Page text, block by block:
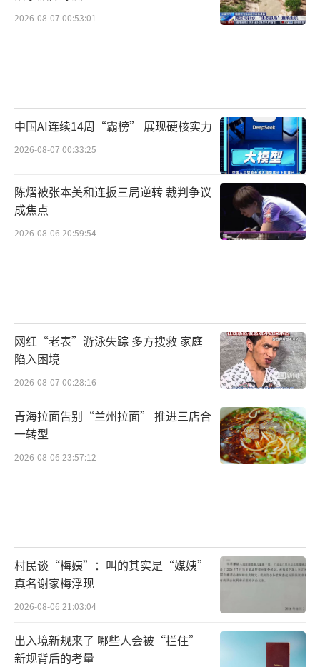
2026-08-07 00:53:01
中国AI连续14周“霸榜” 展现硬核实力
2026-08-07 00:33:25
陈熠被张本美和连扳三局逆转 裁判争议
成焦点
2026-08-06 20:59:54
网红“老表”游泳失踪 多方搜救 家庭
陷入困境
2026-08-07 00:28:16
青海拉面告别“兰州拉面” 推进三店合
一转型
2026-08-06 23:57:12
村民谈“梅姨”：叫的其实是“媒姨”
真名谢家梅浮现
2026-08-06 21:03:04
出入境新规来了 哪些人会被“拦住”
新规背后的考量